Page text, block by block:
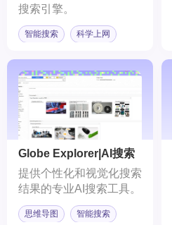
搜索引擎。
智能搜索 科学上网
Globe Explorer|AI搜索
提供个性化和视觉化搜索
结果的专业AI搜索工具。
思维导图 智能搜索